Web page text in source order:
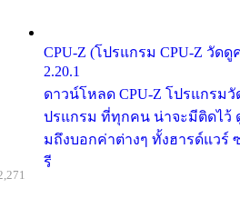
CPU-Z (โปรแกรม CPU-Z วัด
2.20.1
ดาวน์โหลด CPU-Z โปรแกรมวั
ปรแกรม ที่ทุกคน น่าจะมีติดไว้
มถึงบอกค่าต่างๆ ทั้งฮารด์แวร์
รี